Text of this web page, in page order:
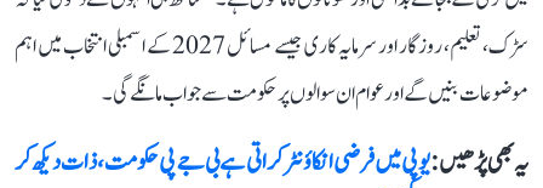
سڑک، تعلیم، روزگار اور سرمایہ کاری جیسے مسائل 2027 کے اسمبلی انتخاب میں اہم
موضوعات بنیں گے اور عوام ان سوالوں پر حکومت سے جواب مانگے گی۔
یہ بھی پڑھیں :یوپی میں فرضی انکاؤنٹر کراتی ہے بی جے پی حکومت، ذات دیکھ کر